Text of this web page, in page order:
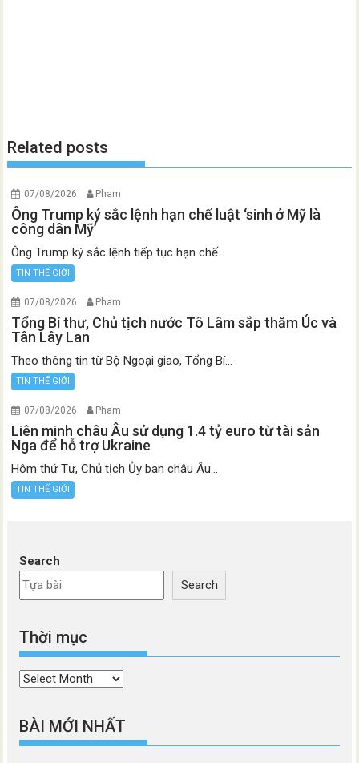
Related posts
07/08/2026 Pham
Ông Trump ký sắc lệnh hạn chế luật ‘sinh ở Mỹ là
công dân Mỹ’
Ông Trump ký sắc lệnh tiếp tục hạn chế...
TIN THẾ GIỚI
07/08/2026 Pham
Tổng Bí thư, Chủ tịch nước Tô Lâm sắp thăm Úc và
Tân Lây Lan
Theo thông tin từ Bộ Ngoại giao, Tổng Bí...
TIN THẾ GIỚI
07/08/2026 Pham
Liên minh châu Âu sử dụng 1.4 tỷ euro từ tài sản
Nga để hỗ trợ Ukraine
Hôm thứ Tư, Chủ tịch Ủy ban châu Âu...
TIN THẾ GIỚI
Search
Search
Thời mục
Thời
BÀI MỚI NHẤT